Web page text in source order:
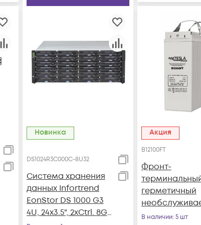
Новинка
DS1024R3C000C-8U32
Система хранения
данных Infortrend
EonStor DS 1000 G3
4U, 24x3.5", 2xCtrl. 8GB
Акция
B12100FT
Фронт-
герметичный
аккумулятор
В наличии: 5 шт